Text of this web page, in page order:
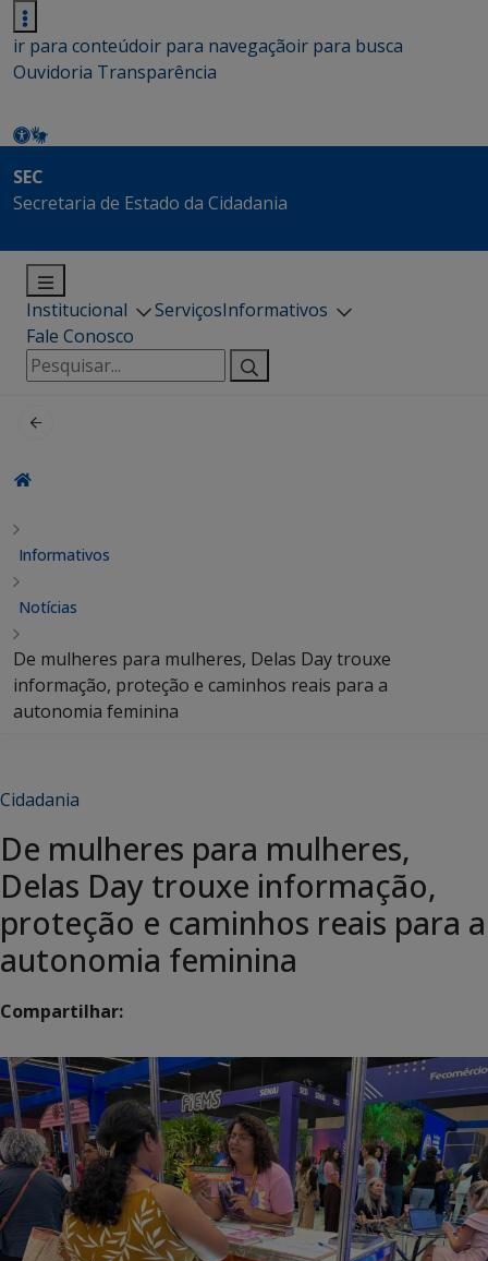
ir para conteúdoir para navegaçãoir para busca
Ouvidoria Transparência
SEC
Secretaria de Estado da Cidadania
Institucional ServiçosInformativos
Fale Conosco
Pesquisar
por:
Informativos
Notícias
De mulheres para mulheres, Delas Day trouxe
informação, proteção e caminhos reais para a
autonomia feminina
Cidadania
De mulheres para mulheres,
Delas Day trouxe informação,
proteção e caminhos reais para a
autonomia feminina
Compartilhar: